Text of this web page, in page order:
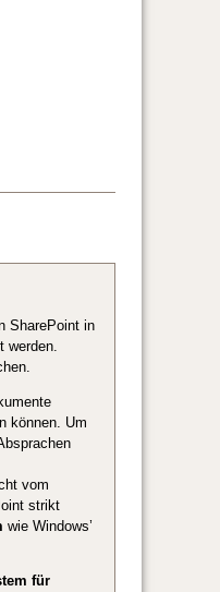
SharePoint in
werden.
können. Um
vom
strikt
wie Windows’
für